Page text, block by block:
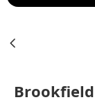
Brookfield